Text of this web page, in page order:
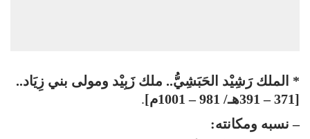
* الملك رَشِيْد الحَبَشِيُّ.. ملك زَبِيْد ومولى بني زِيَاد..
[371 – 391هـ/ 981 – 1001م]
.
– نسبه ومكانته: